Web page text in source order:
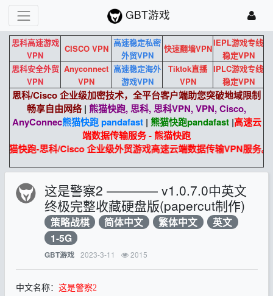
GBT游戏
思科高速游戏
VPN
CISCO VPN
高速稳定私密
外贸VPN
快速翻墙VPN
IEPL游戏专线
稳定VPN
思科安全外贸
VPN
Anyconnect
VPN
高速稳定海外
游戏VPN
Tiktok直播
VPN
IPLC游戏专线
稳定VPN
思科/Cisco 企业级加密技术，全平台客户端助您突破地域限制
畅享自由网络 | 熊猫快跑, 思科, 思科VPN, VPN, Cisco,
AnyConnec熊猫快跑 pandafast| 熊猫快跑pandafast|高速云
端数据传输服务 - 熊猫快跑
猫快跑-思科/Cisco 企业级外贸游戏高速云端数据传输VPN服务。
这是警察2 ———— v1.0.7.0中英文
终极完整收藏硬盘版(papercut制作)
策略战棋 简体中文 繁体中文
英文
1-5G
GBT游戏 2023-3-11 2015
中文名称： 这是警察2